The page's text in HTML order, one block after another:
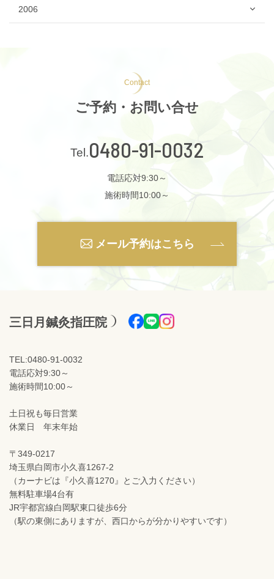
2006
Contact
ご予約・お問い合せ
0480-91-0032
電話応対9:30～
施術時間10:00～
メール予約はこちら
三日月鍼灸指圧院
TEL:0480-91-0032
電話応対9:30～
施術時間10:00～
土日祝も毎日営業
休業日 年末年始
〒349-0217
埼玉県白岡市小久喜1267-2
（カーナビは『小久喜1270』とご入力ください）
無料駐車場4台有
JR宇都宮線白岡駅東口徒歩6分
（駅の東側にありますが、西口からが分かりやすいです）